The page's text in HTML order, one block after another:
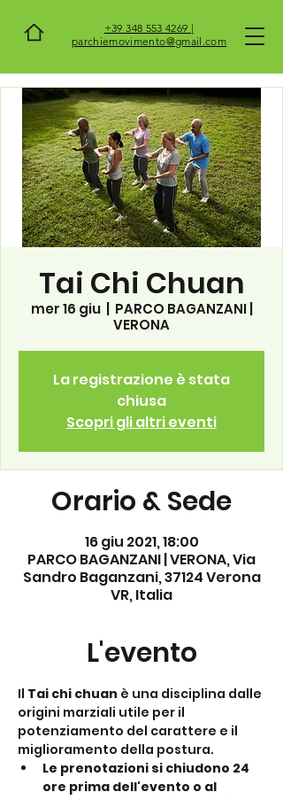
+39 348 553 4269 |
parchiemovimento@gmail.com
Tai Chi Chuan
mer 16 giu
  |
PARCO BAGANZANI |
VERONA
La registrazione è stata
chiusa
Scopri gli altri eventi
Orario & Sede
16 giu 2021, 18:00
PARCO BAGANZANI | VERONA, Via
Sandro Baganzani, 37124 Verona
VR, Italia
L'evento
Il Tai chi chuan è una disciplina dalle
origini marziali utile per il
potenziamento del carattere e il
miglioramento della postura.
Le prenotazioni si chiudono 24
ore prima dell'evento o al